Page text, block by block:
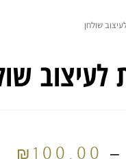
שולחן
לעיצוב
–
₪100.00